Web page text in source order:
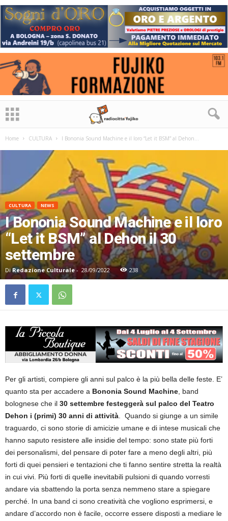
Home CULTURA I Bononia Sound Machine e il loro “Let it BSM” al Dehon...
CULTURA NEWS
I Bononia Sound Machine e il loro
“Let it BSM” al Dehon il 30
settembre
Di Redazione Culturale - 28/09/2022 238
Per gli artisti, compiere gli anni sul palco è la più bella delle feste. E’
quanto sta per accadere a Bononia Sound Machine, band
bolognese che il 30 settembre festeggerà sul palco del Teatro
Dehon i (primi) 30 anni di attività. Quando si giunge a un simile
traguardo, ci sono storie di amicizie umane e di intese musicali che
hanno saputo resistere alle insidie del tempo: sono state più forti
dei personalismi, del pensare di poter fare a meno degli altri, più
forti di quei pensieri e tentazioni che ti fanno sentire stretta la realtà
in cui vivi. Più forti di quelle inevitabili pulsioni di quando vorresti
andare via sbattendo la porta senza nemmeno stare a spiegare
perché. In una band ci sono creatività che vogliono esprimersi, e
andare d’accordo non è facile, occorre essere disposti a mediare le